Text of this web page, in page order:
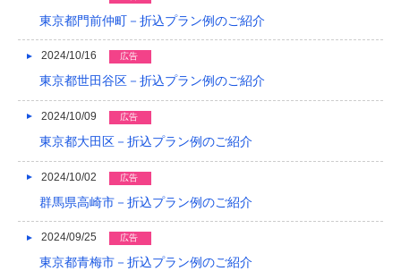
東京都門前仲町－折込プラン例のご紹介
2024/10/16 広告
東京都世田谷区－折込プラン例のご紹介
2024/10/09 広告
東京都大田区－折込プラン例のご紹介
2024/10/02 広告
群馬県高崎市－折込プラン例のご紹介
2024/09/25 広告
東京都青梅市－折込プラン例のご紹介